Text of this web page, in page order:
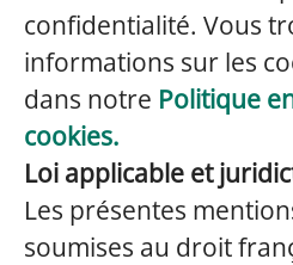
confidentialité. Vous
informations sur les
dans notre Politique
cookies.
Loi applicable et
Les présentes
soumises au droit